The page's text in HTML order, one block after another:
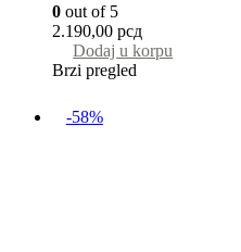
0 out of 5
2.190,00 рсд
Dodaj u korpu
Brzi pregled
-58%